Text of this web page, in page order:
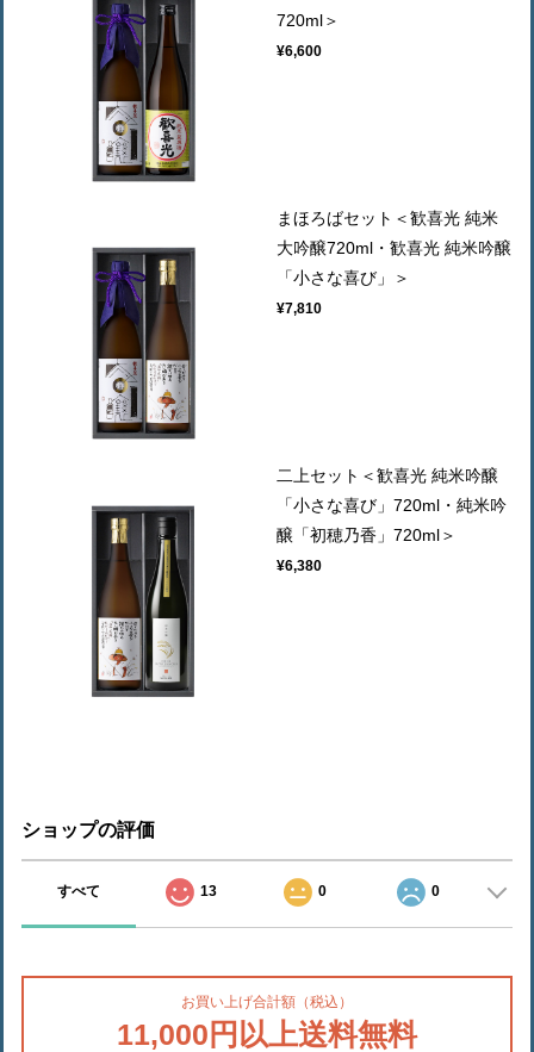
720ml＞
¥6,600
まほろばセット＜歓喜光 純米
大吟醸720ml・歓喜光 純米吟醸
「小さな喜び」＞
¥7,810
二上セット＜歓喜光 純米吟醸
「小さな喜び」720ml・純米吟
醸「初穂乃香」720ml＞
¥6,380
ショップの評価
すべて 13 0 0
お買い上げ合計額（税込）
11,000円以上送料無料